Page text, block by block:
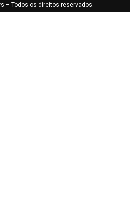
– Todos os direitos reservados.